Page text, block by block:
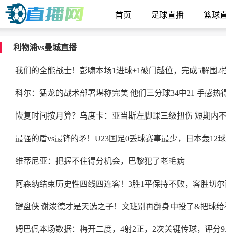
首页 足球直播 篮球
利物浦vs曼城直播
我们的全能战士！彭啸本场1进球+1破门越位，完成5解围2
科尔：猛龙的战术部署堪称完美 他们三分球34中21 手感热
恢复时间按月算？乌度卡：亚当斯左脚踝三级扭伤 短期内
最强的盾vs最锋的矛！U23国足0丢球赛事最少，日本轰12
维蒂尼亚：把握不住得分机会，巴黎犯了老毛病
阿森纳结束历史性四线四连客！3胜1平保持不败，客胜切
键盘侠|谢泼德才是天选之子！文班别再翻身中投了&把球
姆巴佩本场数据：梅开二度，4射2正，2次关键传球，评分